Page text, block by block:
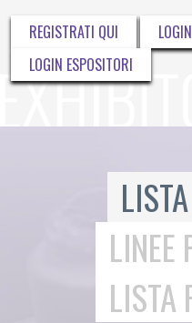
REGISTRATI QUI
LOGIN ESPOSITORI
LINEE
LISTA